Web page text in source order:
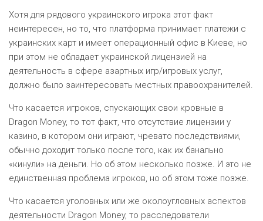
Хотя для рядового украинского игрока этот факт
неинтересен, но то, что платформа принимает платежи с
украинских карт и имеет операционный офис в Киеве, но
при этом не обладает украинской лицензией на
деятельность в сфере азартных игр/игровых услуг,
должно было заинтересовать местных правоохранителей.
Что касается игроков, спускающих свои кровные в
Dragon Money, то тот факт, что отсутствие лицензии у
казино, в котором они играют, чревато последствиями,
обычно доходит только после того, как их банально
«кинули» на деньги. Но об этом несколько позже. И это не
единственная проблема игроков, но об этом тоже позже.
Что касается уголовных или же околоугловных аспектов
деятельности Dragon Money, то расследователи